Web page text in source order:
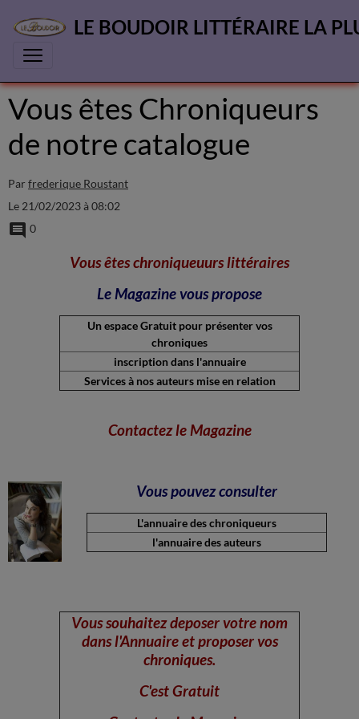
LE BOUDOIR LITTÉRAIRE LA
Vous êtes Chroniqueurs
de notre catalogue
Par frederique Roustant
Le 21/02/2023à 08:02
0
Vous êtes chroniqueuurs littéraires
Le Magazine vous propose
Un espace Gratuit pour présenter vos
chroniques
inscription dans l'annuaire
Services à nos auteurs mise en relation
Contactez le Magazine
Vous pouvez consulter
L'annuaire des chroniqueurs
l'annuaire des auteurs
Vous souhaitez deposer votre nom
dans l'Annuaire et proposer vos
chroniques.
C'est Gratuit